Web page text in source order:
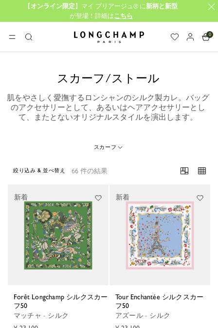
【 オンライン限定 】マイ プリアージュ® に 新柄と新型
が登場！詳細はこちら
メニュー
検
索
ロンシャン - ホーム
0
スカーフ/ストール
肌をやさしく愛撫するロンシャンのシルク製カレ。バッグ
のアクセサリーとして、あるいはヘアアクセサリーとし
て、またとないオリジナルスタイルを演出します。
スカーフ
66 件の結果
絞り込み & 並べ替え
Forêt Longchamp シルクスカー
フ50
マッチャ - シルク
新着
Tour Enchantée シルクスカー
フ50
アズール - シルク
新着